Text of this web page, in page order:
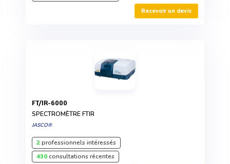
Recevoir un devis
FT/IR-6000
SPECTROMÈTRE FTIR
JASCO®
2professionnels intéressés
430consultations récentes